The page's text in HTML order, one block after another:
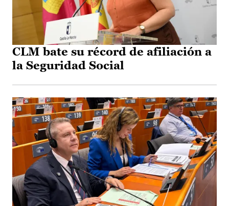
CLM bate su récord de afiliación a
la Seguridad Social